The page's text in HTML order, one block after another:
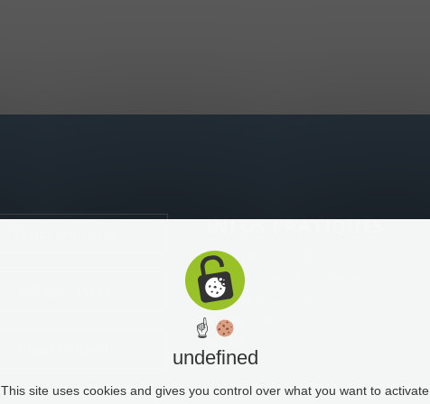
INFOS PRATIQUES
Calendrier scolaire
Fournitures et matériels
Centre d’examens
Restauration
Sécurité
Transports
☝
undefined
This site uses cookies and gives you control over what you want to activate